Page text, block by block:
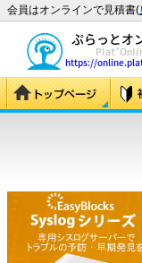
会員はオンラインで見積書(